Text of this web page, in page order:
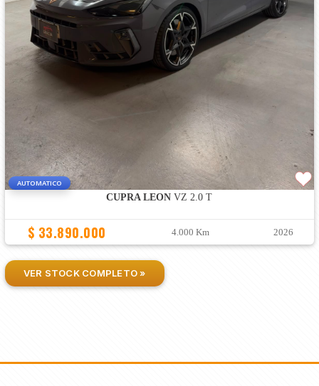
AUTOMATICO
CUPRA LEON VZ 2.0 T
$ 33.890.000 4.000 Km 2026
VER STOCK COMPLETO »